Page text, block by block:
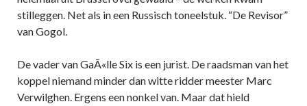
stilleggen. Net als in een Russisch toneelstuk. “De Revisor”
van Gogol.
De vader van GaÃ«lle Six is een jurist. De raadsman van het
koppel niemand minder dan witte ridder meester Marc
Verwilghen. Ergens een nonkel van. Maar dat hield